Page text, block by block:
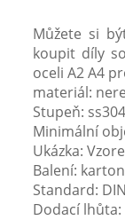
Můžete si
koupit díly
oceli A2 A4
materiál:
Stupeň:
Minimální
Ukázka:
Balení:
Standard:
Dodací lhůta: